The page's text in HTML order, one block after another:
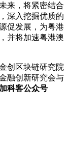
来，将紧密结合
深入挖掘优质的
促发展，为粤港
并将加速粤港澳
创区块链研究院
融创新研究会与
科客公众号